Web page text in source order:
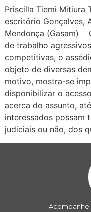
Priscilla Tiemi Mitiura
escritório Gonçalves,
Mendonça (Gasam)
de trabalho
competitivas, o
objeto de diversas
motivo, mostra-se
disponibilizar o
acerca do assunto,
interessados possam
judiciais ou não, dos
Acompanhe